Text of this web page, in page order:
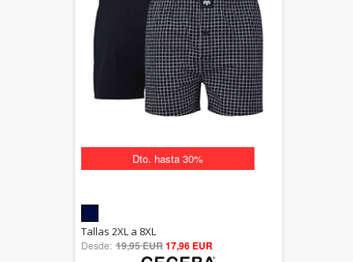
Dto. hasta 30%
Dto. hasta 30%
5.00
out of 5
Tallas 2XL a 8XL
Desde: 19,95 EUR17,96 EUR